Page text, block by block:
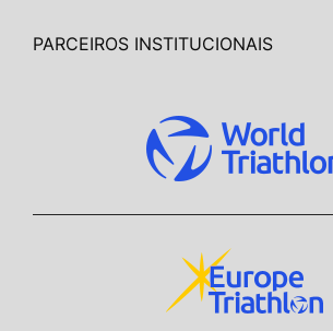
PARCEIROS INSTITUCIONAIS